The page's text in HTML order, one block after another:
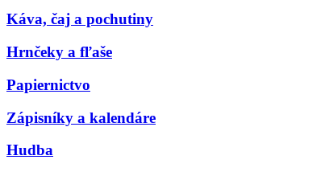
Káva, čaj a pochutiny
Hrnčeky a fľaše
Papiernictvo
Zápisníky a kalendáre
Hudba